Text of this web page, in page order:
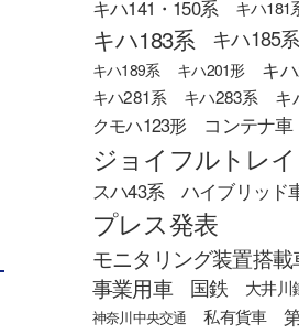
キハ141・150系 キハ181
キハ183系 キハ185系
キハ189系
キハ201形 キ
キハ281系 キハ283系
キ
クモハ123形
コンテナ車
ジョイフルトレ
スハ43系 ハイブリッド
プレス発表
モニタリング装置搭載
事業用車 国鉄 大井川
神奈川中央交通 私有貨車